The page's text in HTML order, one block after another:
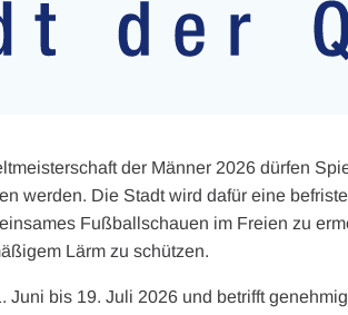
der Männer 2026 dürfen
werden. Die Stadt wird dafür eine
Fußballschauen im Freien zu
Lärm zu schützen.
Juni bis 19. Juli 2026 und betrifft